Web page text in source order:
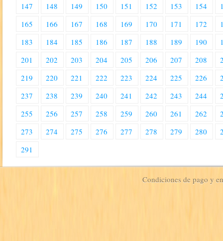
147
148 149 150 151 152 153 154
165
166 167 168 169 170 171 172
183
184 185 186 187 188 189 190
201
202 203 204 205 206 207 208
219
220 221 222 223 224 225 226
237
238 239 240 241 242 243 244
255
256 257 258 259 260 261 262
273
274 275 276 277 278 279 280
291
Condiciones de pago y